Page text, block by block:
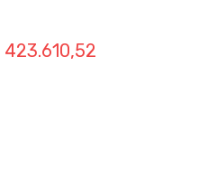
423.610,52